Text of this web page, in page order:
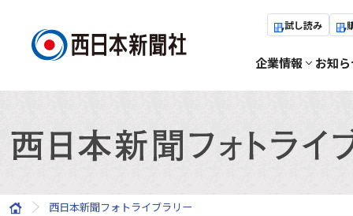
試し読み
企業情報 お知
西日本新聞フォトライブラリー